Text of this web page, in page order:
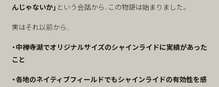
んじゃないか」 という会話から、この物語は始まりました。
実はそれ以前から、
・中禅寺湖でオリジナルサイズのシャインライドに実績があった
こと
・各地のネイティブフィールドでもシャインライドの有効性を感